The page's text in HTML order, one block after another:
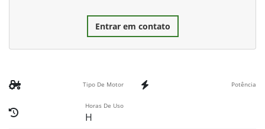
Entrar em contato
Tipo De Motor Potência
Horas De Uso
H